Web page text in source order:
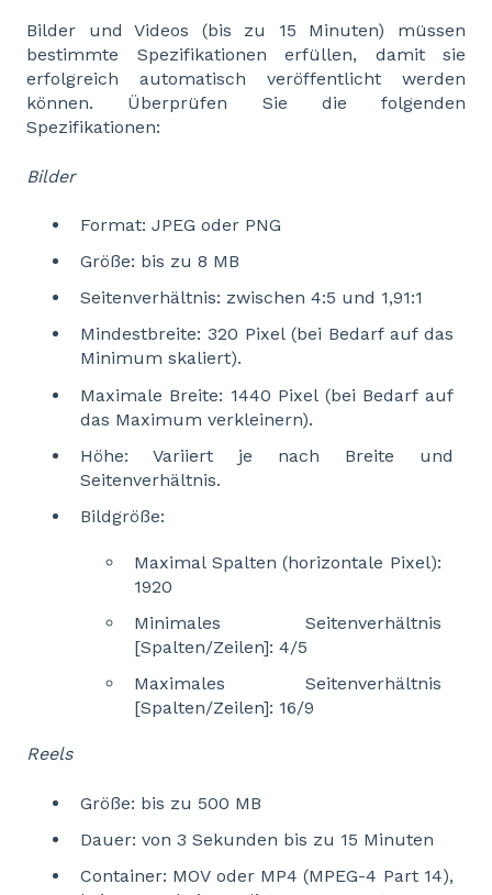
Bilder und Videos (bis zu 15 Minuten) müssen
bestimmte Spezifikationen erfüllen, damit sie
erfolgreich automatisch veröffentlicht werden
können. Überprüfen Sie die folgenden
Spezifikationen:
Bilder
Format: JPEG oder PNG
Größe: bis zu 8 MB
Seitenverhältnis: zwischen 4:5 und 1,91:1
Mindestbreite: 320 Pixel (bei Bedarf auf das
Minimum skaliert).
Maximale Breite: 1440 Pixel (bei Bedarf auf
das Maximum verkleinern).
Höhe: Variiert je nach Breite und
Seitenverhältnis.
Bildgröße:
Maximal Spalten (horizontale Pixel):
1920
Minimales Seitenverhältnis
[Spalten/Zeilen]: 4/5
Maximales Seitenverhältnis
[Spalten/Zeilen]: 16/9
Reels
Größe: bis zu 500 MB
Dauer: von 3 Sekunden bis zu 15 Minuten
Container: MOV oder MP4 (MPEG-4 Part 14),